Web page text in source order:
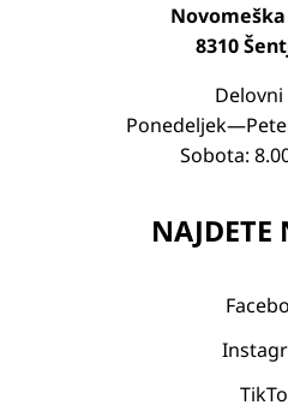
8310
Delovni
Sobota:
NAJDETE